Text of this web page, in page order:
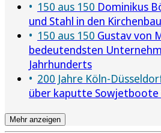
150 aus 150 Dominikus
und Stahl in den Kirchenbau
150 aus 150 Gustav von
bedeutendsten
Jahrhunderts
200 Jahre Köln-
über kaputte
Mehr anzeigen